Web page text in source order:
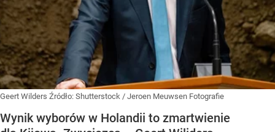
Geert Wilders Źródło: Shutterstock / Jeroen Meuwsen Fotografie
Wynik wyborów w Holandii to zmartwienie